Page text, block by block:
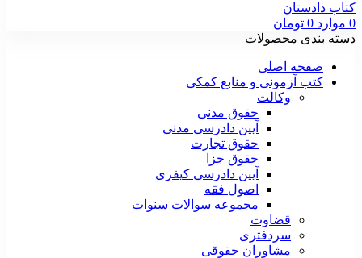
0 موارد 0 تومان
دسته بندی محصولات
صفحه اصلی
کتب آزمونی و منابع کمکی
وکالت
حقوق مدنی
آیین دادرسی مدنی
حقوق تجارت
حقوق جزا
آیین دادرسی کیفری
اصول فقه
مجموعه سوالات سنوات
قضاوت
سردفتری
مشاوران حقوقی